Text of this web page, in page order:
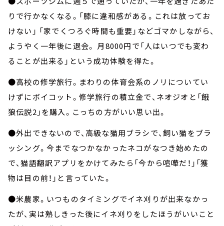
りで行かなくなる。「膝に違和感がある。これは放ってお
けない」 「家でくつろぐ時間も重要」などゴマかしながら、
ようやく一年後に退会。 月8000円で「人はいつでも変わ
ることが出来る」という成功体験を得た。
●高校の修学旅行。まわりの体育会系のノリについてい
けずにボイコット。修学旅行の積立金で、ネオジオと「餓
狼伝説2」を購入。こっちの方がいい思い出。
●外出できないので、高級な猫用ブラシで、飼い猫をブラ
ッシング。今までなつかなかったネコがなつき始めたの
で、猫語翻訳アプリをかけてみたら「今から喧嘩だ！」「獲
物は目の前！」と言っていた。
●米農家。いつものタイミングでイネ刈りが出来なかっ
たが、実は熟しきった後にイネ刈りをしたほうがいいこと